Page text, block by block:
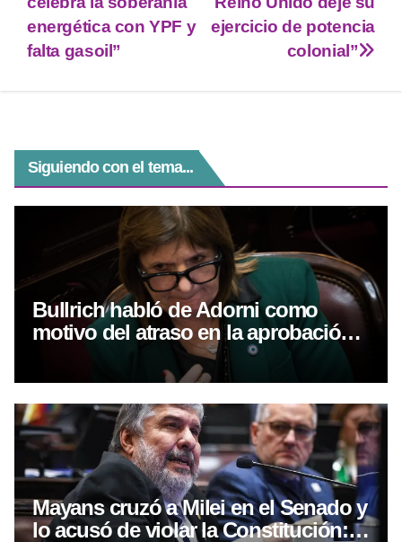
A
p
a
n
b
ejercicio de potencia
colonial”
energética con YPF y
falta gasoil”
Siguiendo con el tema...
Bullrich habló de Adorni como
motivo del atraso en la aprobación
de la ley de propiedad privada
Mayans cruzó a Milei en el Senado y
lo acusó de violar la Constitución: